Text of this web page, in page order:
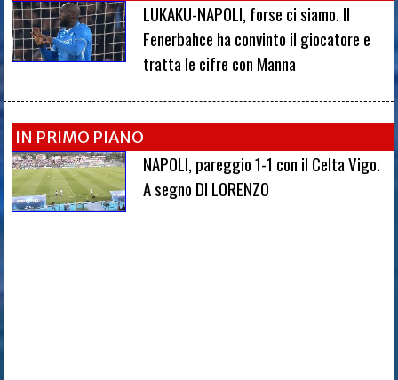
LUKAKU-NAPOLI, forse ci siamo. Il
Fenerbahce ha convinto il giocatore e
tratta le cifre con Manna
IN PRIMO PIANO
NAPOLI, pareggio 1-1 con il Celta Vigo.
A segno DI LORENZO